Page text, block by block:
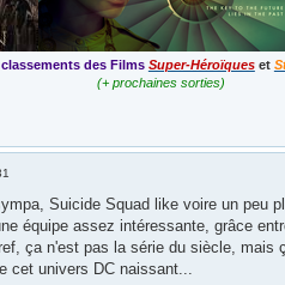
classements des Films Super-Héroïques et
(+ prochaines sorties)
Suicide Squad like voire un peu
équipe assez intéressante, grâce
ça n'est pas la série du siècle, mais
cet univers DC naissant...